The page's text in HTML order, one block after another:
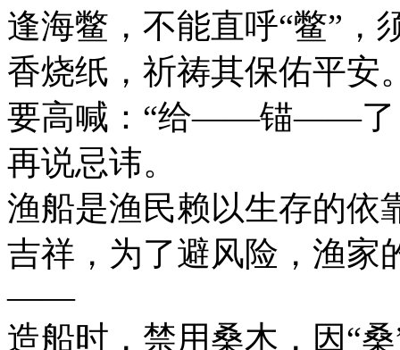
逢海鳖，不能直呼“鳖”，
香烧纸，祈祷其保佑平安
要高喊：“给——锚——了
再说忌讳。
渔船是渔民赖以生存的依
吉祥，为了避风险，渔家
——
造船时，禁用桑木，因“